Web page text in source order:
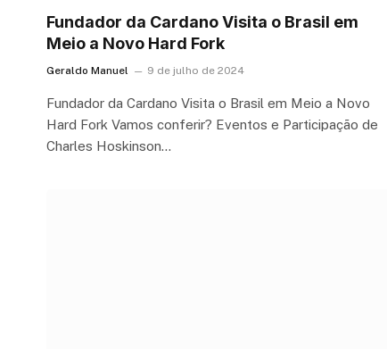
Fundador da Cardano Visita o Brasil em
Meio a Novo Hard Fork
Geraldo Manuel 9 de julho de 2024
Fundador da Cardano Visita o Brasil em Meio a Novo
Hard Fork Vamos conferir? Eventos e Participação de
Charles Hoskinson…